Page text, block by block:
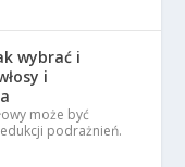
wybrać i
i
może być
podrażnień.